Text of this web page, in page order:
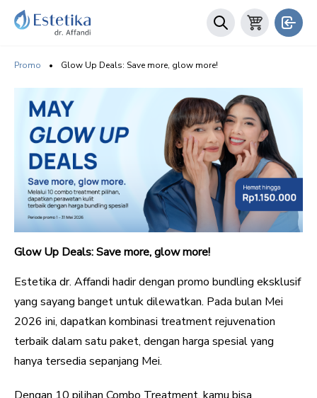
Promo • Glow Up Deals: Save more, glow more!
Glow Up Deals: Save more, glow more!
Estetika dr. Affandi hadir dengan promo bundling eksklusif
yang sayang banget untuk dilewatkan. Pada bulan Mei
2026 ini, dapatkan kombinasi treatment rejuvenation
terbaik dalam satu paket, dengan harga spesial yang
hanya tersedia sepanjang Mei.